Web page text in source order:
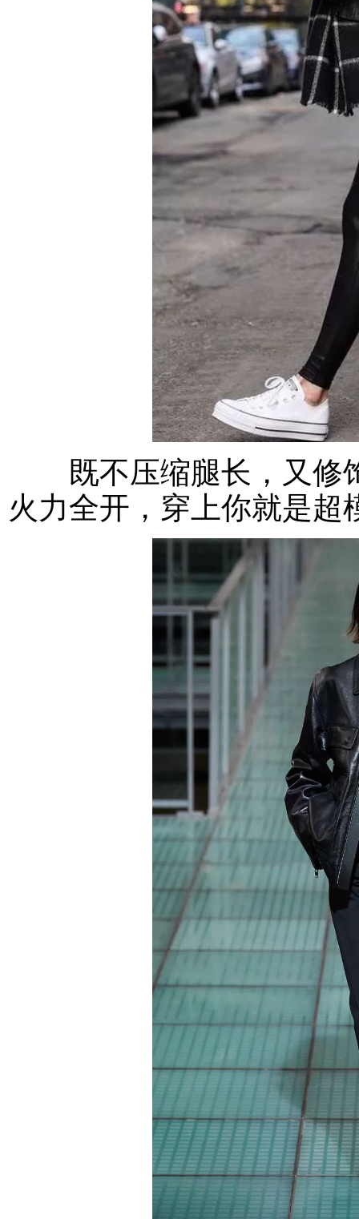
既不压缩腿长，又修
火力全开，穿上你就是超